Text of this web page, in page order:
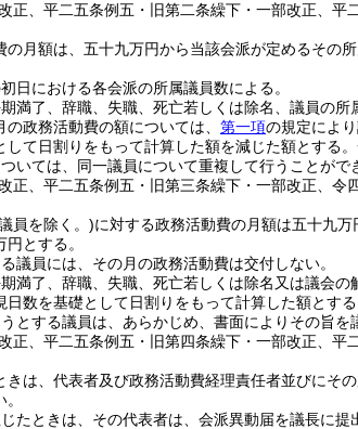
正、平二五条例五・旧第二条繰下・一部改正、平
の月額は、五十九万円から当該会派が定めるその
日における各会派の所属議員数による。
満了、辞職、失職、死亡若しくは除名、議員の
政務活動費の額については、 第一項の規定によ
て日割りをもって計算した額を減じた額とする。
いては、同一議員について重複して行うことがで
正、平二五条例五・旧第三条繰下・一部改正、令
員を除く。)に対する政務活動費の月額は五十九
とする。
議員には、その月の政務活動費は交付しない。
満了、辞職、失職、死亡若しくは除名又は議会
数を基礎として日割りをもって計算した額とする
とする議員は、あらかじめ、書面によりその旨を
正、平二五条例五・旧第四条繰下・一部改正、平
きは、代表者及び政務活動費経理責任者並びにそ
たときは、その代表者は、会派異動届を議長に提